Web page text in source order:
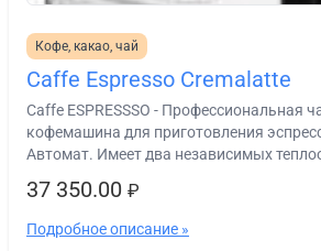
Кофе, какао, чай
Caffe Espresso Cremalatte
Caffe ESPRESSSO - Профессиональная
кофемашина для приготовления
Автомат. Имеет два независимых
37 350.00 ₽
Подробное описание »